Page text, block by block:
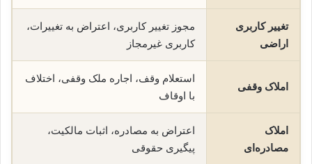
تغییر کاربری
اراضی
مجوز تغییر کاربری، اعتراض به تغییرات،
کاربری غیرمجاز
املاک وقفی
استعلام وقف، اجاره ملک وقفی، اختلاف
با اوقاف
املاک
مصادره‌ای
اعتراض به مصادره، اثبات مالکیت،
پیگیری حقوقی